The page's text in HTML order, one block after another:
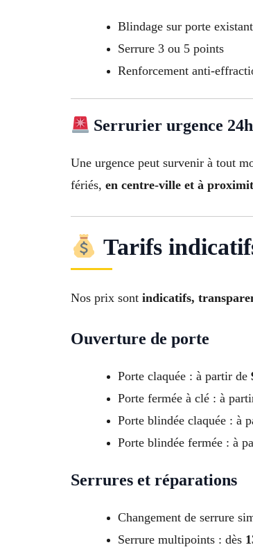
Blindage sur porte
Serrure 3 ou 5 points
Renforcement anti-
Serrurier urgence
Une urgence peut survenir à tout
fériés, en centre-ville et à
Tarifs
Nos prix sont indicatifs,
Ouverture de porte
Porte claquée : à partir de
Porte fermée à clé : à
Porte blindée claquée : à
Porte blindée fermée : à
Serrures et réparations
Changement de serrure
Serrure multipoints : dès